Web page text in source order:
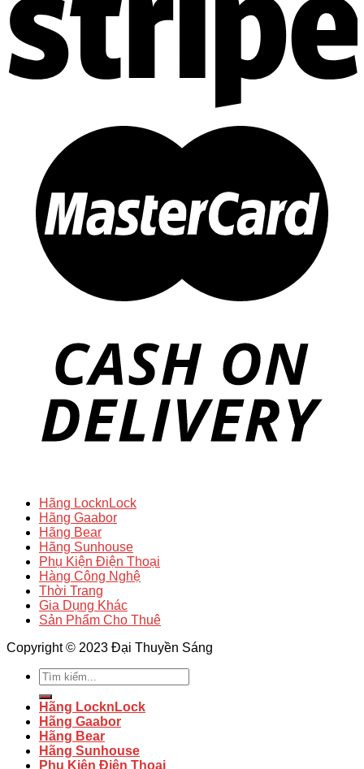
Hãng LocknLock
Hãng Gaabor
Hãng Bear
Hãng Sunhouse
Phụ Kiện Điện Thoại
Hàng Công Nghệ
Thời Trang
Gia Dụng Khác
Sản Phẩm Cho Thuê
Copyright © 2023 Đại Thuyền Sáng
Tìm
kiếm:
Hãng LocknLock
Hãng Gaabor
Hãng Bear
Hãng Sunhouse
Phụ Kiện Điện Thoại